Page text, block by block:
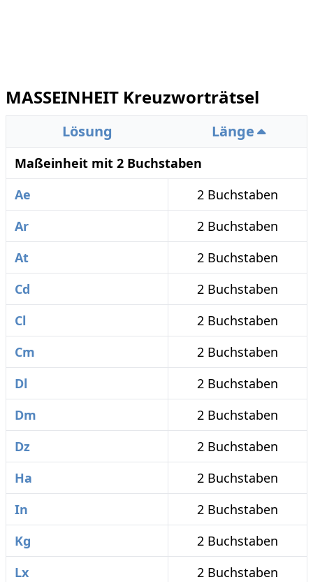
MASSEINHEIT Kreuzworträtsel
Lösung Länge
Maßeinheit mit 2 Buchstaben
Ae
2 Buchstaben
Ar
2 Buchstaben
At
2 Buchstaben
Cd
2 Buchstaben
Cl
2 Buchstaben
Cm
2 Buchstaben
Dl
2 Buchstaben
Dm
2 Buchstaben
Dz
2 Buchstaben
Ha
2 Buchstaben
In
2 Buchstaben
Kg
2 Buchstaben
Lx
2 Buchstaben